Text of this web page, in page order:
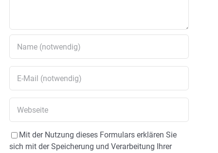
Mit der Nutzung dieses Formulars erklären Sie
sich mit der Speicherung und Verarbeitung Ihrer